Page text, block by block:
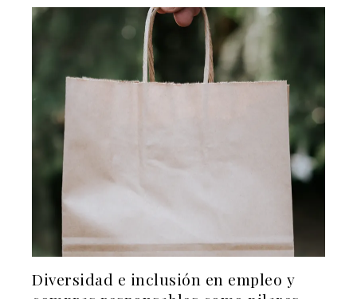
Diversidad e inclusión en empleo y